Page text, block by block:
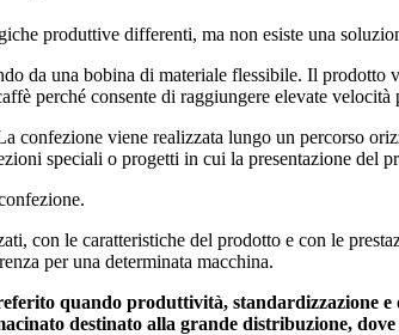
produttive differenti, ma non esiste una
da una bobina di materiale flessibile. Il
perché consente di raggiungere elevate
confezione viene realizzata lungo un percorso
speciali o progetti in cui la presentazione del
con le caratteristiche del prodotto e con le
per una determinata macchina.
quando produttività, standardizzazione
destinato alla grande distribuzione,